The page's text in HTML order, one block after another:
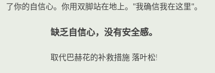
了你的自信心。你用双脚站在地上。"我确信我在这里"。
缺乏自信心，没有安全感。
取代巴赫花的补救措施 落叶松!